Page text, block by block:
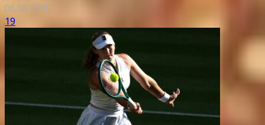
06.08.2026
19